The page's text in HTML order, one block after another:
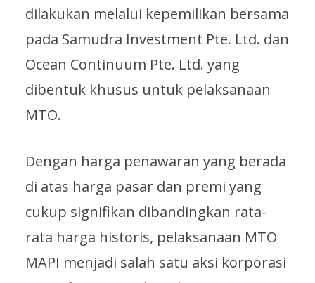
dilakukan melalui kepemilikan bersama
pada Samudra Investment Pte. Ltd. dan
Ocean Continuum Pte. Ltd. yang
dibentuk khusus untuk pelaksanaan
MTO.
Dengan harga penawaran yang berada
di atas harga pasar dan premi yang
cukup signifikan dibandingkan rata-
rata harga historis, pelaksanaan MTO
MAPI menjadi salah satu aksi korporasi